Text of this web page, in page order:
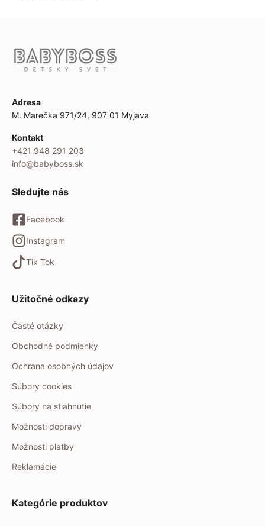
Adresa
M. Marečka 971/24, 907 01 Myjava
Kontakt
+421 948 291 203
info@babyboss.sk
Sledujte nás
Facebook
Instagram
Tik Tok
Užitočné odkazy
Časté otázky
Obchodné podmienky
Ochrana osobných údajov
Súbory cookies
Súbory na stiahnutie
Možnosti dopravy
Možnosti platby
Reklamácie
Kategórie produktov